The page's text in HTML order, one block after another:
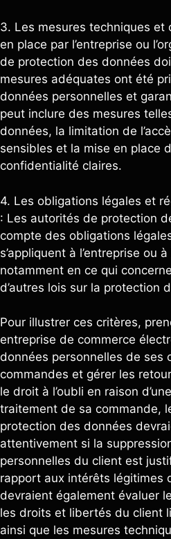
3. Les mesures techniques et
en place par l’entreprise ou
de protection des données
mesures adéquates ont été
données personnelles et
peut inclure des mesures
données, la limitation de
sensibles et la mise en place
confidentialité claires.
4. Les obligations légales et
: Les autorités de protection
compte des obligations
s’appliquent à l’entreprise ou
notamment en ce qui
d’autres lois sur la protection
Pour illustrer ces critères,
entreprise de commerce
données personnelles de ses
commandes et gérer les
le droit à l’oubli en raison
traitement de sa commande,
protection des données
attentivement si la
personnelles du client est
rapport aux intérêts légitimes
devraient également évaluer
les droits et libertés du client
ainsi que les mesures